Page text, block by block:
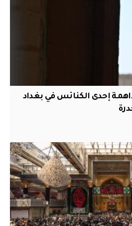
إحدى الكنائس في بغداد